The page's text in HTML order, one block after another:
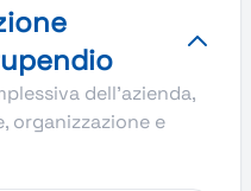
dell'azienda,
organizzazione e